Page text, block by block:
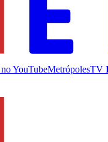
YouTubeMetrópolesTV